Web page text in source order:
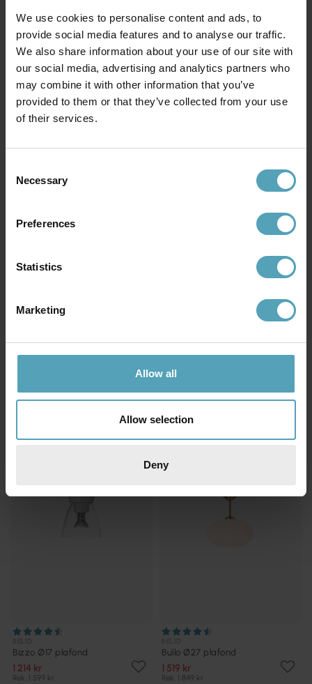
We use cookies to personalise content and ads, to
provide social media features and to analyse our traffic.
We also share information about your use of our site with
our social media, advertising and analytics partners who
may combine it with other information that you’ve
provided to them or that they’ve collected from your use
of their services.
Selection
Necessary
Preferences
Statistics
Marketing
Allow all
Allow selection
Deny
BELID
Bullo Ø27 plafond
1 479 kr
Bullo Ø27 plafond
1 872 kr
Rek. 2 699 kr
PRISMATCH
Bullo Ø27 plafond
1 490 kr
Rek. 1 849 kr
Bizzo Ø17 plafond
1 214 kr
Rek. 1 599 kr
Bullo Ø27 plafond
1 519 kr
Rek. 1 849 kr